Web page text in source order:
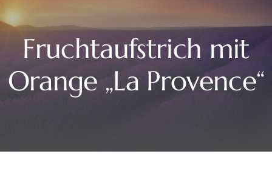
Fruchtaufstrich mit
Orange „La Provence“